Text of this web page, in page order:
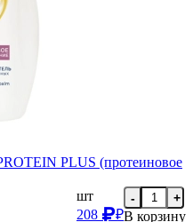
PLUS (протеиновое
шт
208
₽
- +
В корзину